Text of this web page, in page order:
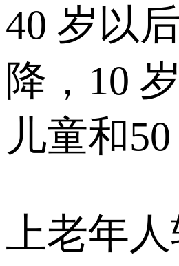
40 岁以
降，10
儿童和
上老年人